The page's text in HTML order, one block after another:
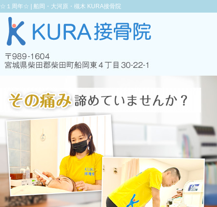
☆１周年☆ | 船岡・大河原・槻木 KURA接骨院